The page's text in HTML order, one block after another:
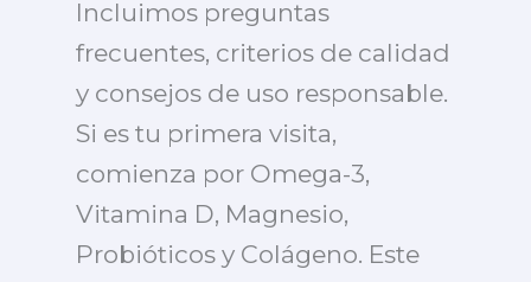
Incluimos preguntas
frecuentes, criterios de calidad
y consejos de uso responsable.
Si es tu primera visita,
comienza por Omega-3,
Vitamina D, Magnesio,
Probióticos y Colágeno. Este